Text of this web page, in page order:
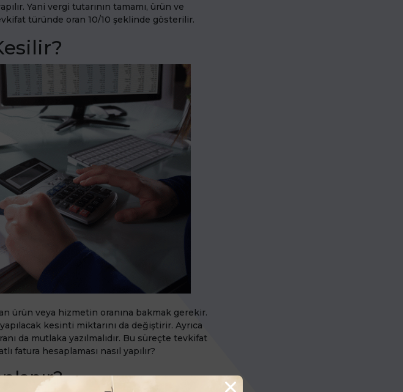
Yani vergi tutarının tamamı, ürün ve
türünde oran 10/10 şeklinde gösterilir.
ürün veya hizmetin oranına bakmak gerekir.
kesinti miktarını da değiştirir. Ayrıca
da mutlaka yazılmalıdır. Bu süreçte tevkifat
fatura hesaplaması nasıl yapılır?